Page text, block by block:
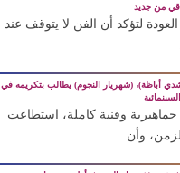
من جديد
لتؤكد أن الفن لا يتوقف عند
أباظة)، (شهريار النجوم) يطالب بتكريمه في
وفنية كاملة، استطاعت
وأن...